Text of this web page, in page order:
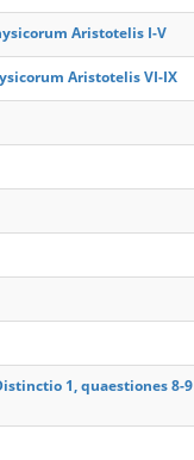
Aristotelis I-V
Aristotelis VI-IX
1, quaestiones 8-9